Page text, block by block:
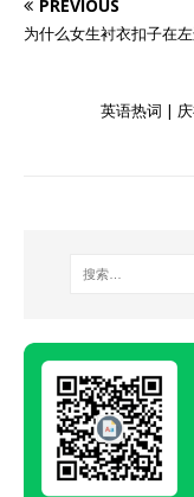
PREVIOUS
为什么女生衬衣扣子在左
英语热词 |